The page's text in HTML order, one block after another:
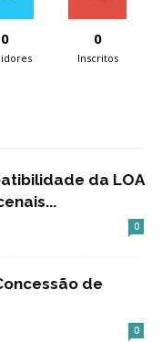
0 0
Inscritos
da LOA
0
de
0